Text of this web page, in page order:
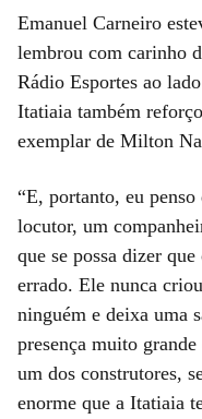
Emanuel Carneiro
lembrou com carinho
Rádio Esportes ao
Itatiaia também
exemplar de Milton
“E, portanto, eu penso
locutor, um
que se possa dizer
errado. Ele nunca
ninguém e deixa uma
presença muito
um dos construtores,
enorme que a Itatiaia